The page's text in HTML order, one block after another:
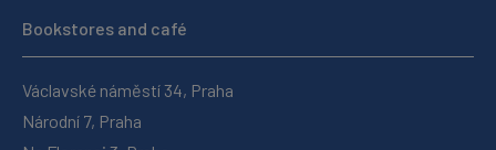
Bookstores and café
Václavské náměstí 34, Praha
Národní 7, Praha